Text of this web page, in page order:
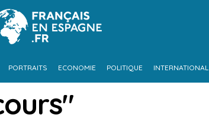
PORTRAITS ECONOMIE POLITIQUE INTERNATIONAL